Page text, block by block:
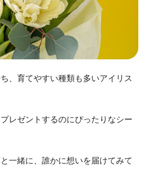
、育てやすい種類も多いアイリス
レゼントするのにぴったりなシー
一緒に、誰かに想いを届けてみて